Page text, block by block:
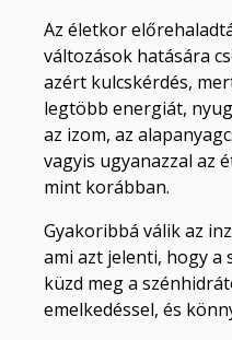
Az életkor
változások hatására
azért kulcskérdés,
legtöbb energiát,
az izom, az
vagyis ugyanazzal az
mint korábban.
Gyakoribbá válik az
ami azt jelenti, hogy a
küzd meg a
emelkedéssel, és